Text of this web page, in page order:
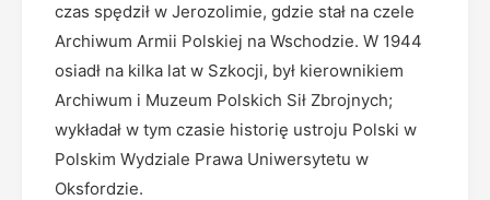
czas spędził w Jerozolimie, gdzie stał na czele
Archiwum Armii Polskiej na Wschodzie. W 1944
osiadł na kilka lat w Szkocji, był kierownikiem
Archiwum i Muzeum Polskich Sił Zbrojnych;
wykładał w tym czasie historię ustroju Polski w
Polskim Wydziale Prawa Uniwersytetu w
Oksfordzie.